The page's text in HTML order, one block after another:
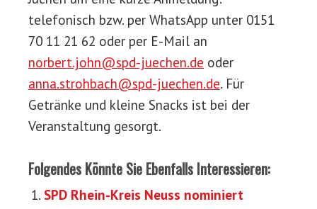
telefonisch bzw. per WhatsApp unter 0151
70 11 21 62 oder per E-Mail an
norbert.john@spd-juechen.de oder
anna.strohbach@spd-juechen.de. Für
Getränke und kleine Snacks ist bei der
Veranstaltung gesorgt.
Folgendes Könnte Sie Ebenfalls Interessieren:
SPD Rhein-Kreis Neuss nominiert